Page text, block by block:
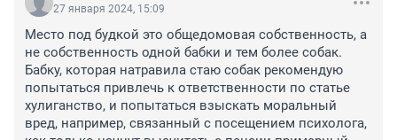
27 января 2024, 15:09
Место под будкой это общедомовая собственность, а
не собственность одной бабки и тем более собак.
Бабку, которая натравила стаю собак рекомендую
попытаться привлечь к ответственности по статье
хулиганство, и попытаться взыскать моральный
вред, например, связанный с посещением психолога,